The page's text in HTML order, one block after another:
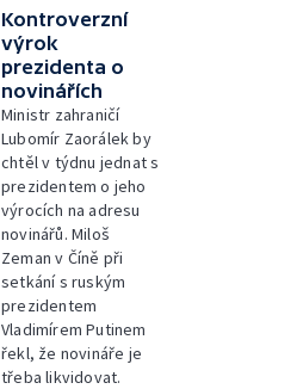
Kontroverzní
výrok
prezidenta o
novinářích
Ministr zahraničí
Lubomír Zaorálek by
chtěl v týdnu jednat s
prezidentem o jeho
výrocích na adresu
novinářů. Miloš
Zeman v Číně při
setkání s ruským
prezidentem
Vladimírem Putinem
řekl, že novináře je
třeba likvidovat.